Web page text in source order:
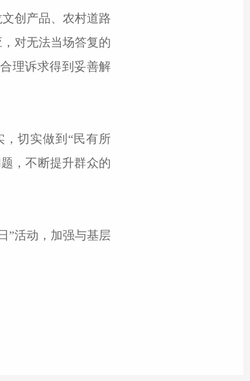
创产品、农村道路
对无法当场答复的
理诉求得到妥善解
切实做到“民有所
，不断提升群众的
”活动，加强与基层